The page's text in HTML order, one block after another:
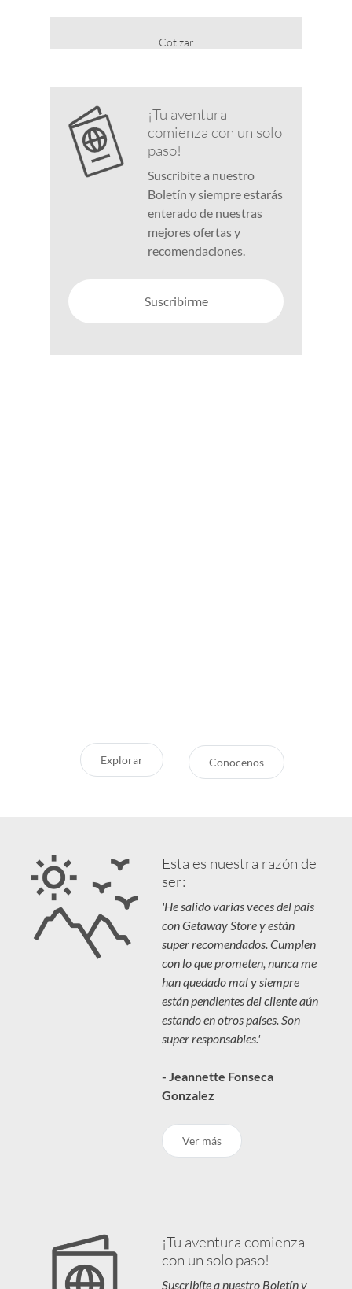
Cotizar
¡Tu aventura
comienza con un solo
paso!
Suscribíte a nuestro
Boletín y siempre estarás
enterado de nuestras
mejores ofertas y
recomendaciones.
Suscribirme
Explorar Conocenos
Esta es nuestra razón de
ser:
'He salido varias veces del país
con Getaway Store y están
super recomendados. Cumplen
con lo que prometen, nunca me
han quedado mal y siempre
están pendientes del cliente aún
estando en otros países. Son
super responsables.'
- Jeannette Fonseca
Gonzalez
Ver más
¡Tu aventura comienza
con un solo paso!
Suscribíte a nuestro Boletín y